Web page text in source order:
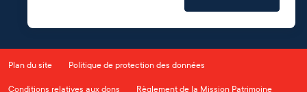
Plan du site Politique de protection des données
Conditions relatives aux dons Règlement de la Mission Patrimoine